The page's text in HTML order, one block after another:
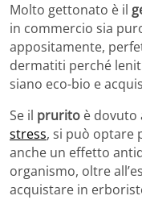
Molto gettonato è il
in commercio sia
appositamente,
dermatiti perché
siano eco-bio e
Se il prurito è dovuto
stress, si può optare
anche un effetto
organismo, oltre
acquistare in